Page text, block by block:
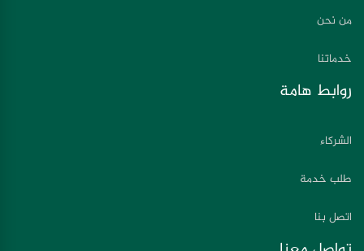
من نحن
خدماتنا
روابط هامة
الشركاء
طلب خدمة
اتصل بنا